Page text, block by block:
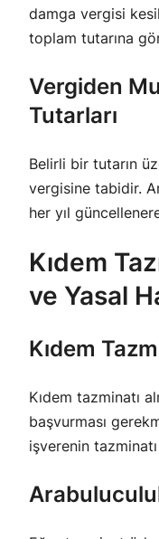
damga vergisi
toplam tutarına
Vergiden
Tutarları
Belirli bir tutarın
vergisine tabidir.
her yıl
Kıdem
ve Yasal
Kıdem
Kıdem tazminatı
başvurması
işverenin